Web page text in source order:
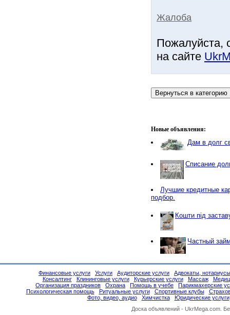
Жалоба
Пожалуйста,
на сайте
Новые объявления:
Дам в долг
Списание
Лучшие кредитные
подбор.
Кошти під
Частный
Финансовые услуги Услуги Аудиторские услуги
Адвокаты, нотариусы
Консалтинг
Клининговые услуги Курьерские услуги Массаж
Организация праздников
Охрана Помощь в учебе
Парикмахерские
Психологическая помощь
Ритуальные услуги Спортивные клубы
Фото, видео, аудио
Химчистка
Юридические услуги
Доска объявлений - UkrMega.com.